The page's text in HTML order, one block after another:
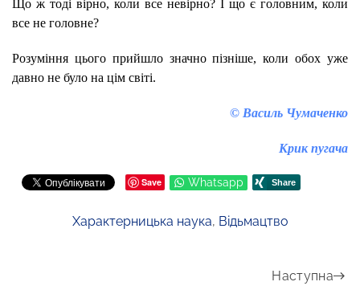
Що ж тоді вірно, коли все невірно? І що є головним, коли
все не головне?
Розуміння цього прийшло значно пізніше, коли обох уже
давно не було на цім світі.
© Василь Чумаченко
Крик пугача
Save Whatsapp
Характерницька наука, Відьмацтво
Наступна